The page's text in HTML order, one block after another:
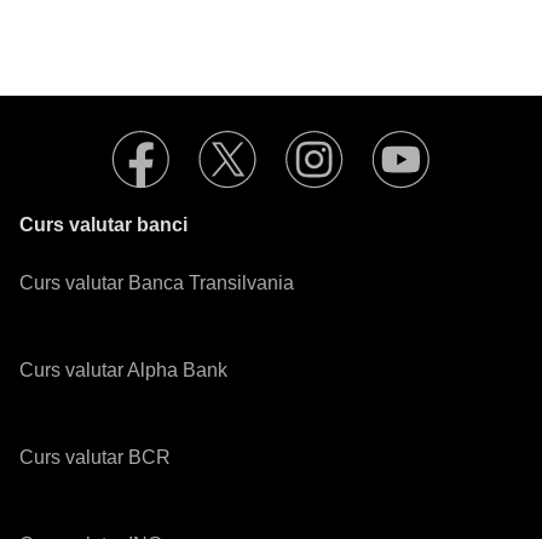
Curs valutar banci
Curs valutar Banca Transilvania
Curs valutar Alpha Bank
Curs valutar BCR